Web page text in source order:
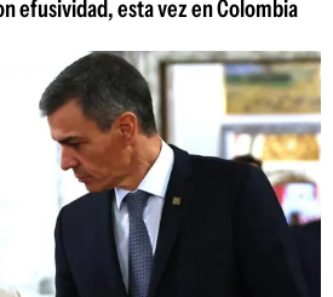
efusividad, esta vez en Colombia